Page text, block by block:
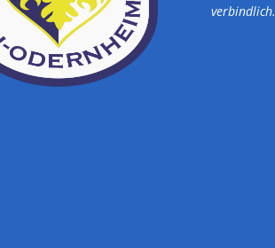
verbindlich.